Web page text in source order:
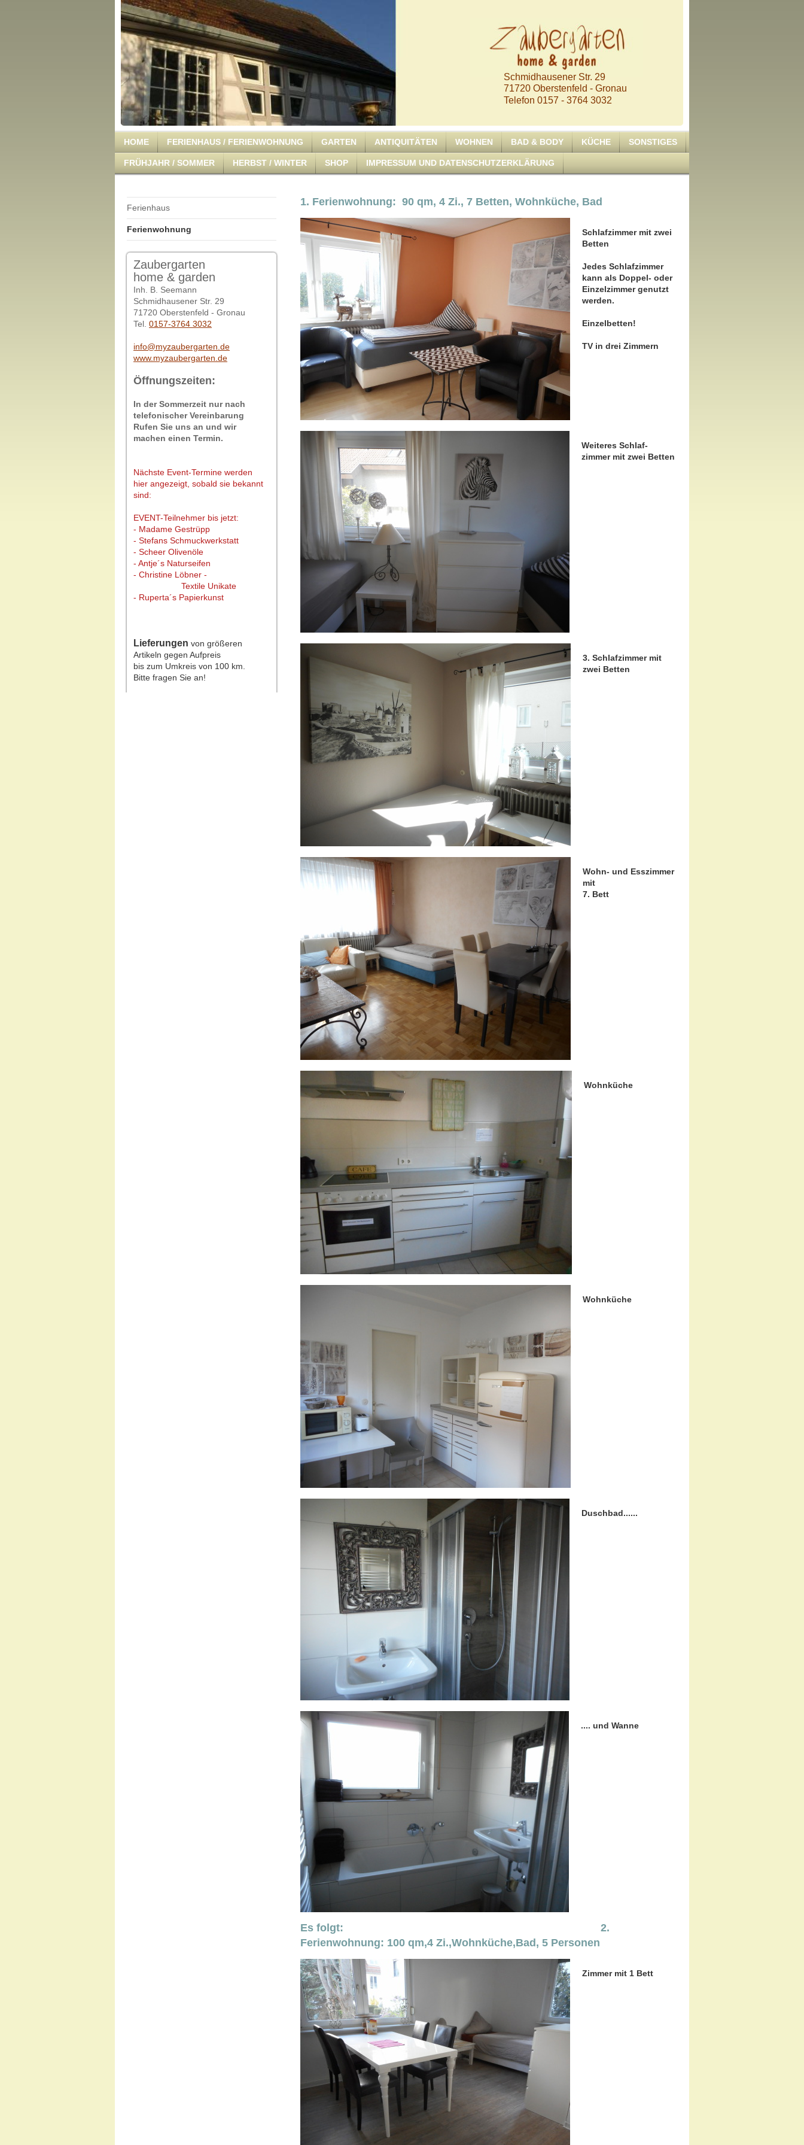
Schmidhausener Str. 29
71720 Oberstenfeld - Gronau
Telefon 0157 - 3764 3032
HOME FERIENHAUS / FERIENWOHNUNG GARTEN ANTIQUITÄTEN WOHNEN BAD & BODY KÜCHE SONSTIGES
FRÜHJAHR / SOMMER HERBST / WINTER SHOP IMPRESSUM UND DATENSCHUTZERKLÄRUNG
Ferienhaus
Ferienwohnung
Zaubergarten
home & garden
Inh. B. Seemann
Schmidhausener Str. 29
71720 Oberstenfeld - Gronau
Tel. 0157-3764 3032
info@myzaubergarten.de
www.myzaubergarten.de
Öffnungszeiten:
In der Sommerzeit nur nach
telefonischer Vereinbarung
Rufen Sie uns an und wir
machen einen Termin.
Nächste Event-Termine werden
hier angezeigt, sobald sie bekannt
sind:
EVENT-Teilnehmer bis jetzt:
- Madame Gestrüpp
- Stefans Schmuckwerkstatt
- Scheer Olivenöle
- Antje´s Naturseifen
- Christine Löbner -
Textile Unikate
- Ruperta´s Papierkunst
Lieferungen von größeren
Artikeln gegen Aufpreis
bis zum Umkreis von 100 km.
Bitte fragen Sie an!
1. Ferienwohnung: 90 qm, 4 Zi., 7 Betten, Wohnküche, Bad
Schlafzimmer mit zwei
Betten
Jedes Schlafzimmer
kann als Doppel- oder
Einzelzimmer genutzt
werden.
Einzelbetten!
TV in drei Zimmern
Weiteres Schlaf-
zimmer mit zwei Betten
3. Schlafzimmer mit
zwei Betten
Wohn- und Esszimmer
mit
7. Bett
Wohnküche
Wohnküche
Duschbad......
.... und Wanne
Es folgt: 2.
Ferienwohnung: 100 qm,4 Zi.,Wohnküche,Bad, 5 Personen
Zimmer mit 1 Bett